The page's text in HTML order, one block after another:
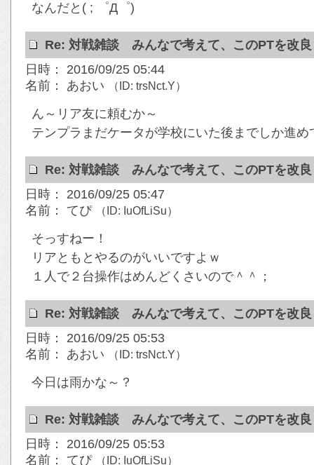
なんだと( ; ゜Д゜)
Re: 対戦雑談 みんなで考えて、このPTを改
日時： 2016/09/25 05:44
名前： あおい
（ID: trsNct.Y）
ん～リア友に頼むか～
テンプラまだケータが学校にいた後までしか進め
Re: 対戦雑談 みんなで考えて、このPTを改
日時： 2016/09/25 05:47
名前： てぴ
（ID: IuOfLiSu）
そっすねー！
リアともとやるのがいいですよｗ
１人で２台操作はめんどくさいので＾＾；
Re: 対戦雑談 みんなで考えて、このPTを改
日時： 2016/09/25 05:53
名前： あおい
（ID: trsNct.Y）
今日は雨かな～？
Re: 対戦雑談 みんなで考えて、このPTを改
日時： 2016/09/25 05:53
名前： てぴ
（ID: IuOfLiSu）